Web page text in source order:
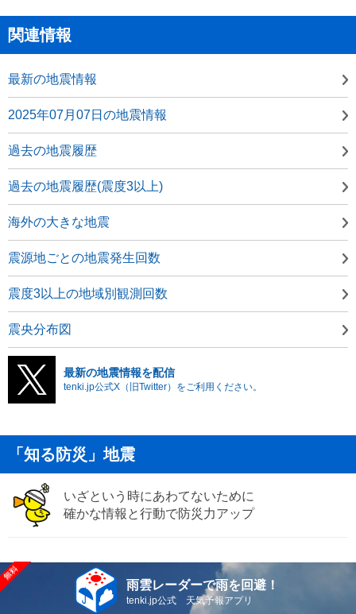
関連情報
最新の地震情報
2025年07月07日の地震情報
過去の地震履歴
過去の地震履歴(震度3以上)
海外の大きな地震
震源地ごとの地震発生回数
震度3以上の地域別観測回数
震央分布図
最新の地震情報を配信
tenki.jp公式X（旧Twitter）をご利用ください。
「知る防災」地震
いざという時にあわてないために
確かな情報と行動で防災力アップ
雨雲レーダーで雨を回避！
tenki.jp公式 天気予報アプリ